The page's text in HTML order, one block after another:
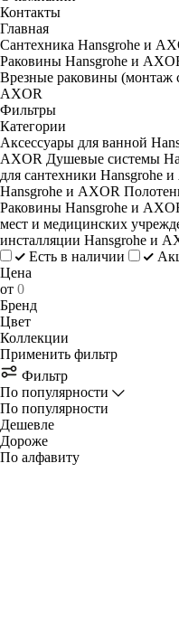
Контакты
Главная
Сантехника Hansgrohe и
Раковины Hansgrohe и
Врезные раковины (монтаж
AXOR
Фильтры
Категории
Аксессуары для ванной
AXOR Душевые системы
для сантехники Hansgrohe
Hansgrohe и AXOR
Раковины Hansgrohe и
мест и медицинских
инсталляции Hansgrohe и
Есть в наличии
Цена
от
Бренд
Цвет
Коллекции
Применить фильтр
Фильтр
По популярности
По популярности
Дешевле
Дороже
По алфавиту